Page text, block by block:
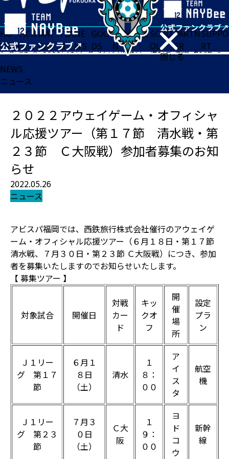
閉じる
HO
ME
TICK
ET
MAT
CH
TEA
M
NE
WS
GOO
DS
FA
N
ACADE
MY
SCHO
OL
PARTN
ER
SUPPO
RT
ホーム>ニュース>２０２２アウェイゲーム・オフィシャル応援ツアー（第１７節 清水戦・第２３節 Ｃ大阪戦）参加者募集のお知らせ
NEWS
ニュース
２０２２アウェイゲーム・オフィシャ
ル応援ツアー（第１７節 清水戦・第
２３節 Ｃ大阪戦）参加者募集のお知
らせ
2022.05.26
ニュース
アビスパ福岡では、西鉄旅行株式会社催行のアウェイゲ
ーム・オフィシャル応援ツアー（６月１８日・第１７節
清水戦、７月３０日・第２３節 Ｃ大阪戦）につき、参加
者を募集いたしますのでお知らせいたします。
【 募集ツアー 】
対象試合 開催日
対戦
カー
ド
キッ
クオ
フ
開
催
場
所
設定
プラ
ン
Ｊ１リー
グ 第１７
節
６月１
８日
（土）
清水
１
８：
００
ア
イ
ス
タ
航空
機
Ｊ１リー
グ 第２３
節
７月３
０日
（土）
Ｃ大
阪
１
９：
００
ヨ
ド
コ
ウ
新幹
線